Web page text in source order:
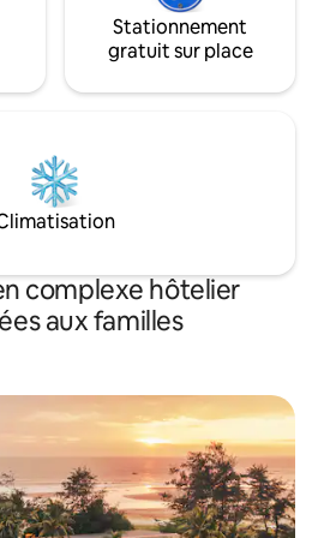
Stationnement
gratuit sur place
complexe hôtelier
aux familles